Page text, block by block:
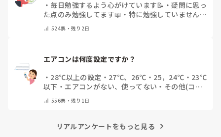
・ 毎日勉強するよう心がけています📝 ・疑問に思っ
た点のみ勉強してます📖 ・ 特に勉強していません・
524票・残り2日
エアコンは何度設定ですか？
・ 28℃以上の設定 ・ 27℃、26℃ ・ 25，24℃ ・ 23℃
以下 ・ エアコンがない、使ってない ・ その他(コメ
556票・残り1日
リアルアンケートをもっと見る